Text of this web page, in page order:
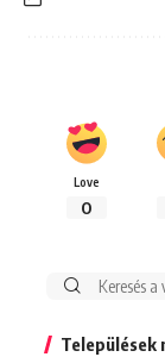
Love
0
Keresés:
Települések